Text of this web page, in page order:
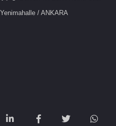
/ ANKARA